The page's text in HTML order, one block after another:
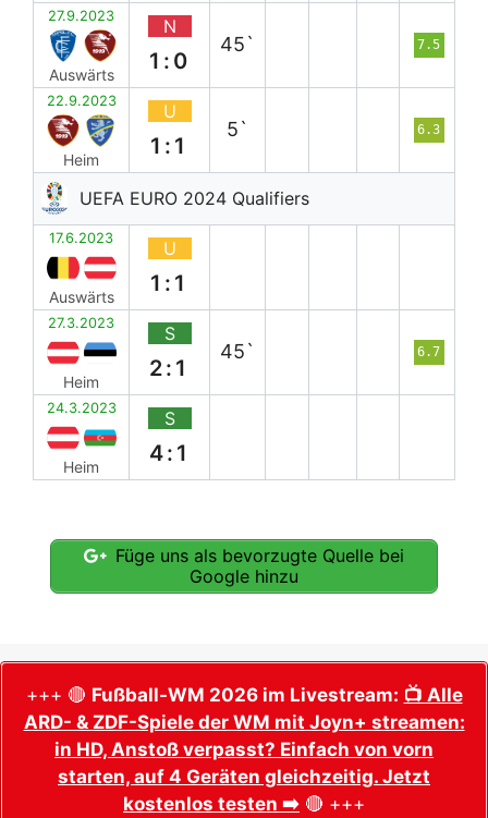
27.9.2023
Auswärts
N
1:0
45` 7.5
22.9.2023
Heim
U
1:1
5` 6.3
UEFA EURO 2024 Qualifiers
17.6.2023
Auswärts
U
1:1
27.3.2023
Heim
S
2:1
45` 6.7
24.3.2023
Heim
S
4:1
Füge uns als bevorzugte Quelle bei
Google hinzu
+++ 🔴 Fußball-WM 2026 im Livestream: 📺 Alle
ARD- & ZDF-Spiele der WM mit Joyn+ streamen:
in HD, Anstoß verpasst? Einfach von vorn
starten, auf 4 Geräten gleichzeitig. Jetzt
kostenlos testen ➡️ 🔴 +++